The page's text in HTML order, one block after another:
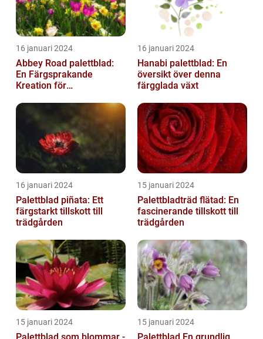
16 januari 2024
Abbey Road palettblad:
En Färgsprakande
Kreation för
16 januari 2024
Hanabi palettblad: En
översikt över denna
färgglada växt
16 januari 2024
Palettblad piñata: Ett
färgstarkt tillskott till
trädgården
15 januari 2024
Palettbladträd flätad: En
fascinerande tillskott till
trädgården
15 januari 2024 15 januari 2024